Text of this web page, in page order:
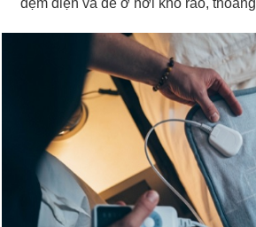
đệm điện và để ở nơi khô ráo,